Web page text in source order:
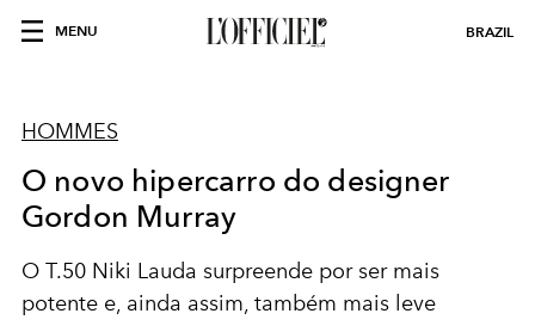
MENU BRAZIL
HOMMES
O novo hipercarro do designer
Gordon Murray
O T.50 Niki Lauda surpreende por ser mais
potente e, ainda assim, também mais leve